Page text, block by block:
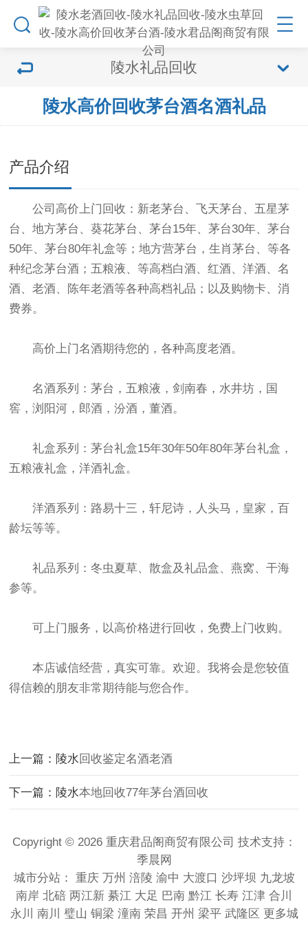
陵水礼品回收
陵水高价回收茅台酒名酒礼品
产品介绍
公司高价上门回收：新老茅台、飞天茅台、五星茅
台、地方茅台、葵花茅台、茅台15年、茅台30年、茅台
50年、茅台80年礼盒等；地方营茅台，生肖茅台、等各
种纪念茅台酒；五粮液、等高档白酒、红酒、洋酒、名
酒、老酒、陈年老酒等各种高档礼品；以及购物卡、消
费券。
高价上门名酒期待您的，各种高度老酒。
名酒系列：茅台，五粮液，剑南春，水井坊，国
窖，浏阳河，郎酒，汾酒，董酒。
礼盒系列：茅台礼盒15年30年50年80年茅台礼盒，
五粮液礼盒，洋酒礼盒。
洋酒系列：路易十三，轩尼诗，人头马，皇家，百
龄坛等等。
礼品系列：冬虫夏草、散盒及礼品盒、燕窝、干海
参等。
可上门服务，以高价格进行回收，免费上门收购。
本店诚信经营，真实可靠。欢迎。我将会是您较值
得信赖的朋友非常期待能与您合作。
上一篇：陵水回收鉴定名酒老酒
下一篇：陵水本地回收77年茅台酒回收
Copyright © 2026 重庆君品阁商贸有限公司 技术支持：
季晨网
城市分站： 重庆 万州 涪陵 渝中 大渡口 沙坪坝 九龙坡
南岸 北碚 两江新 綦江 大足 巴南 黔江 长寿 江津 合川
永川
南川 璧山 铜梁 潼南 荣昌 开州 梁平 武隆区 更多城